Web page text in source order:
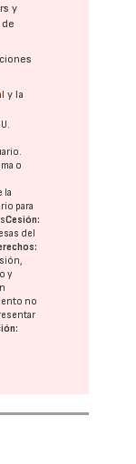
y
y la
o
la
para
Cesión:
del
y
no